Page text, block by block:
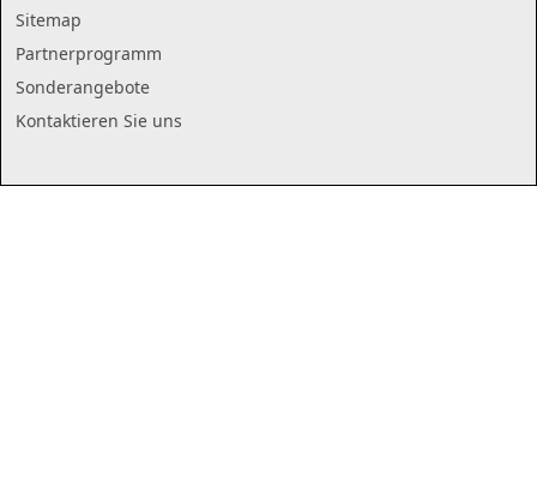
Sitemap
Partnerprogramm
Sonderangebote
Kontaktieren Sie uns